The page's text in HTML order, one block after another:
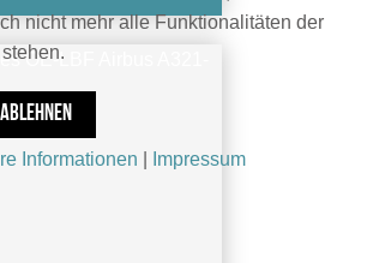
nicht mehr alle Funktionalitäten der
ABLEHNEN
Informationen Impressum